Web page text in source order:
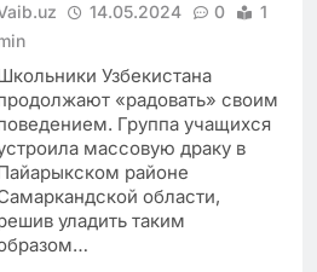
14.05.2024 0
1
Узбекистана
«радовать» своим
Группа учащихся
массовую драку в
районе
области,
уладить таким